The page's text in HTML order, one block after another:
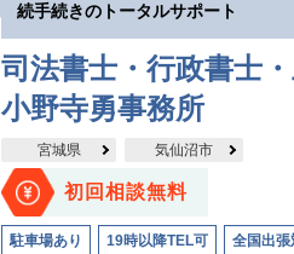
続手続きのトータルサポート
司法書士・行政書士
小野寺勇事務所
宮城県 気仙沼市
初回相談無料
駐車場あり 19時以降TEL可 全国出張